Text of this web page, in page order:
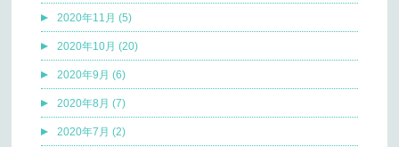
2020年11月 (5)
2020年10月 (20)
2020年9月 (6)
2020年8月 (7)
2020年7月 (2)